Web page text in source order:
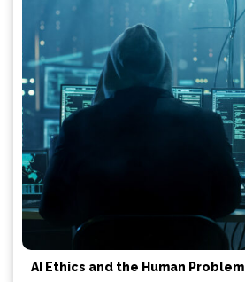
AI Ethics and the Human Problem